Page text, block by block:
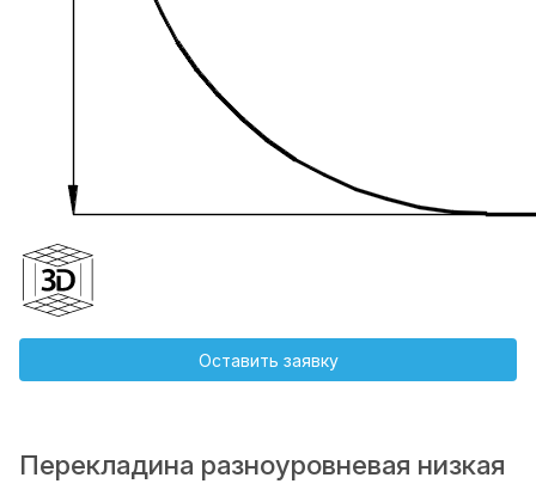
Оставить заявку
Перекладина разноуровневая низкая